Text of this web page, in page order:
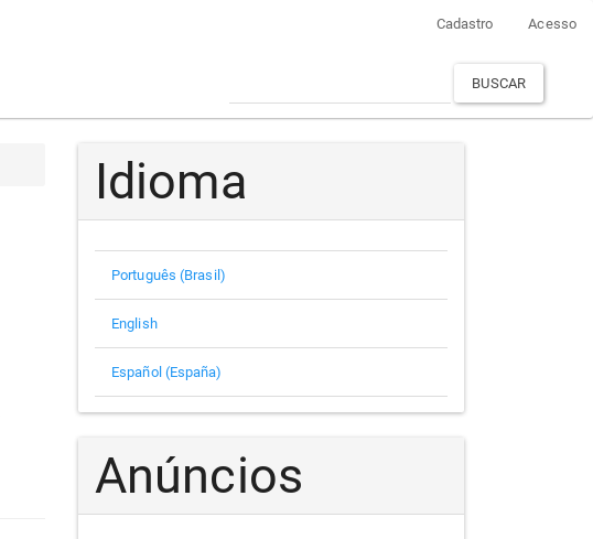
Cadastro Acesso
BUSCAR
Idioma
Português (Brasil)
English
Español (España)
Anúncios